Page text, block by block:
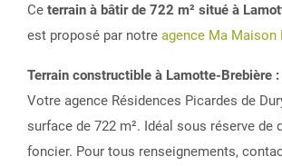
Ce terrain à bâtir de 722 m² situé à
est proposé par notre agence Ma Maison
Terrain constructible à Lamotte-Brebière :
Votre agence Résidences Picardes de
surface de 722 m². Idéal sous réserve
foncier. Pour tous renseignements,